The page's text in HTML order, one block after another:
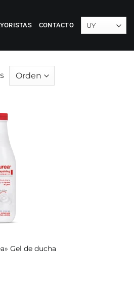
CONTACTO
Gel de ducha